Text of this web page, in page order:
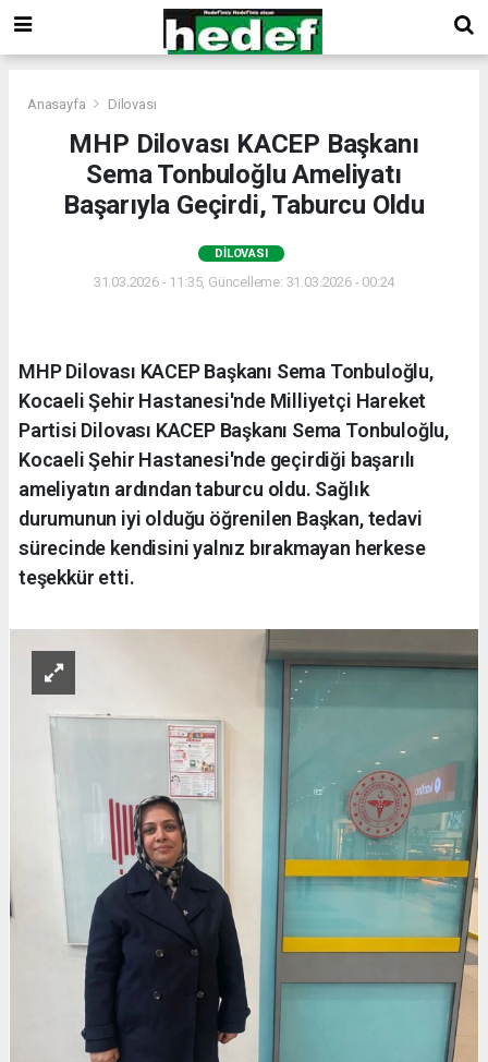
Anasayfa Dilovası
MHP Dilovası KACEP Başkanı
Sema Tonbuloğlu Ameliyatı
Başarıyla Geçirdi, Taburcu Oldu
DILOVASI
31.03.2026 - 11:35, Güncelleme: 31.03.2026 - 00:24
MHP Dilovası KACEP Başkanı Sema Tonbuloğlu,
Kocaeli Şehir Hastanesi'nde Milliyetçi Hareket
Partisi Dilovası KACEP Başkanı Sema Tonbuloğlu,
Kocaeli Şehir Hastanesi'nde geçirdiği başarılı
ameliyatın ardından taburcu oldu. Sağlık
durumunun iyi olduğu öğrenilen Başkan, tedavi
sürecinde kendisini yalnız bırakmayan herkese
teşekkür etti.